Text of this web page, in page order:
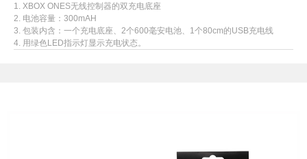
1. XBOX ONES无线控制器的双充电底座
2. 电池容量：300mAH
3. 包装内含：一个充电底座、2个600毫安电池、 1个80cm的USB充电线
4. 用绿色LED指示灯显示充电状态